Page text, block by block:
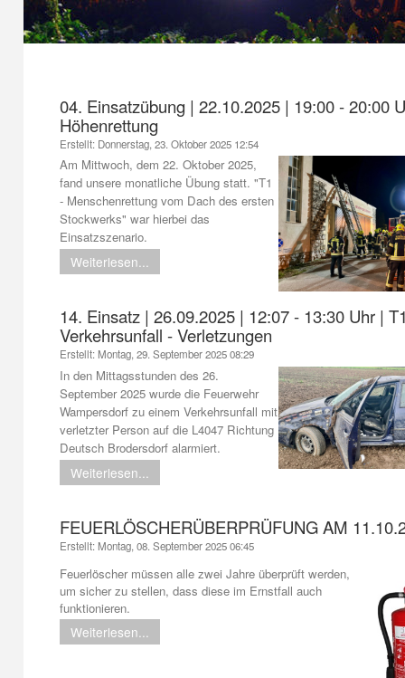
1 2 3 4
04. Einsatzübung | 22.10.2025 | 19:00 - 20:00
Höhenrettung
Erstellt: Donnerstag, 23. Oktober 2025 12:54
Am Mittwoch, dem 22. Oktober 2025,
fand unsere monatliche Übung statt. "T1
- Menschenrettung vom Dach des ersten
Stockwerks" war hierbei das
Einsatzszenario.
Weiterlesen...
14. Einsatz | 26.09.2025 | 12:07 - 13:30 Uhr |
Verkehrsunfall - Verletzungen
Erstellt: Montag, 29. September 2025 08:29
In den Mittagsstunden des 26.
September 2025 wurde die Feuerwehr
Wampersdorf zu einem Verkehrsunfall mit
verletzter Person auf die L4047 Richtung
Deutsch Brodersdorf alarmiert.
Weiterlesen...
FEUERLÖSCHERÜBERPRÜFUNG AM
Erstellt: Montag, 08. September 2025 06:45
Feuerlöscher müssen alle zwei Jahre überprüft werden,
um sicher zu stellen, dass diese im Ernstfall auch
funktionieren.
Weiterlesen...